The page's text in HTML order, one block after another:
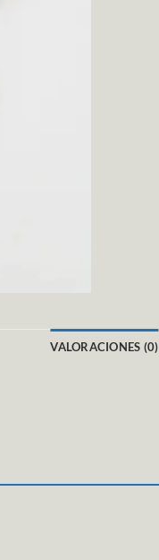
VALORACIONES (0)